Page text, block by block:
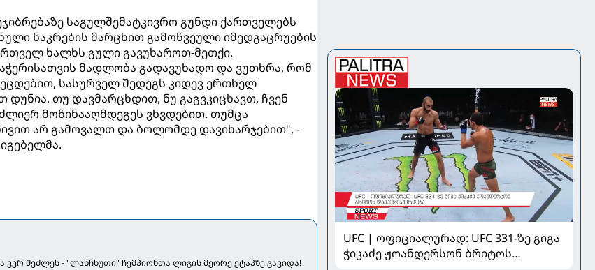
საგულშემატკივრო გუნდი ქართველებს
ნაკრების მარცხით გამოწვეული იმედგაცრუების
ხალხს გული გავუხაროთ-მეთქი.
მადლობა გადავუხადო და ვუთხრა, რომ
სასურველ შედეგს კიდევ ერთხელ
თუ დავმარცხდით, ნუ გაგვკიცხავთ, ჩვენ
მოწინააღმდეგეს ვხვდებით. თუმცა
არ გამოვალთ და ბოლომდე დავიხარჯებით", -
ვერ შეძლეს - "ლანჩხუთი" ჩემპიონთა ლიგის მეორე ეტაპზე გავიდა!
UFC | ოფიციალურად: UFC 331-ზე გიგა
ჭიკაძე ჟოანდერსონ ბრიტოს